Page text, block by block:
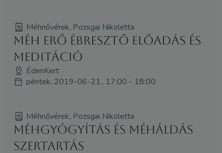
Méhnővérek, Pozsgai Nikoletta
Méh Erő Ébresztő előadás és
meditáció
ÉdenKert
péntek, 2019-06-21., 17:00 - 18:00
Méhnővérek, Pozsgai Nikoletta
Méhgyógyítás és MéhÁldás
szertartás